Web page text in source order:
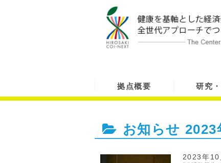
拠点概要 研究
お知らせ 2023
2023年10